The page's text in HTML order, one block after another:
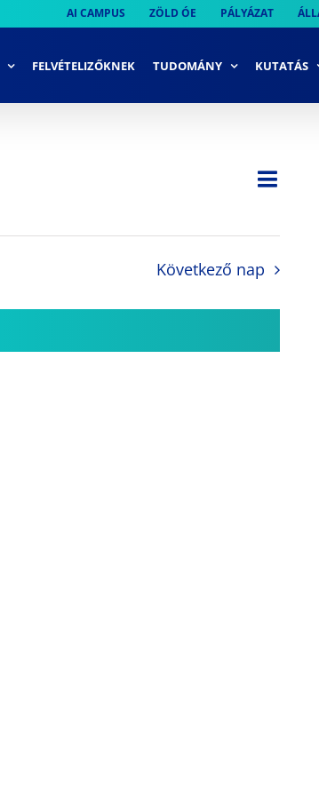
AI CAMPUS ZÖLD ÓE PÁLYÁZAT
FELVÉTELIZŐKNEK TUDOMÁNY KUTATÁS
Nap
Következő nap